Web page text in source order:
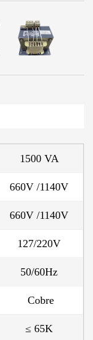
1500 VA
660V /1140V
660V /1140V
127/220V
50/60Hz
Cobre
≤ 65K